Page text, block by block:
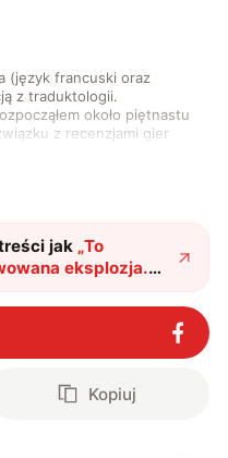
(język francuski oraz
z traduktologii.
około piętnastu
z recenzjami gier
związane z nauką
sport.
jak „To
eksplozja.
wielokrotnie
Kopiuj